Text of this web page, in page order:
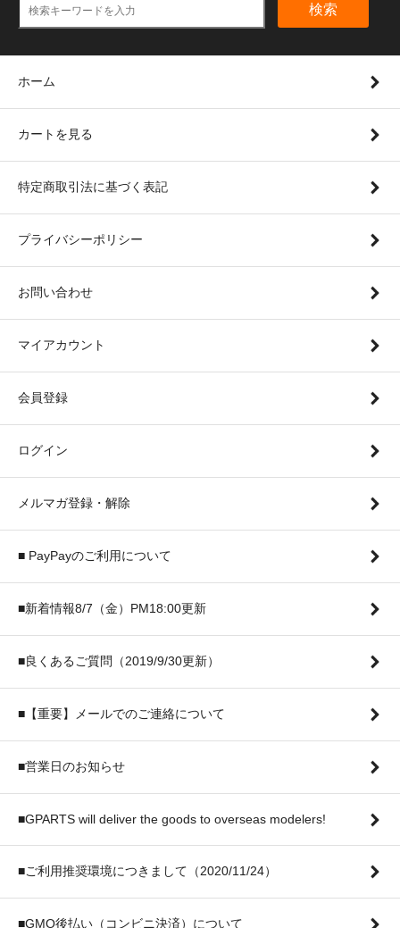
検索
ホーム
カートを見る
特定商取引法に基づく表記
プライバシーポリシー
お問い合わせ
マイアカウント
会員登録
ログイン
メルマガ登録・解除
■ PayPayのご利用について
■新着情報8/7（金）PM18:00更新
■良くあるご質問（2019/9/30更新）
■【重要】メールでのご連絡について
■営業日のお知らせ
■GPARTS will deliver the goods to overseas modelers!
■ご利用推奨環境につきまして（2020/11/24）
■GMO後払い（コンビニ決済）について